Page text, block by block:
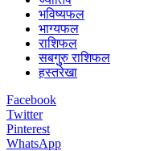
भविष्यफल
भाग्यफल
राशिफल
सबगुुरु राशिफल
हस्तरेखा
Facebook
Twitter
Pinterest
WhatsApp